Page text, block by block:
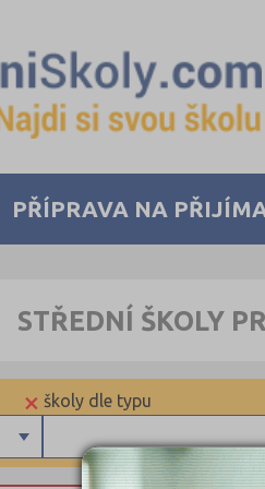
PŘÍPRAVA NA
STŘEDNÍ ŠKOLY
školy dle typu
×